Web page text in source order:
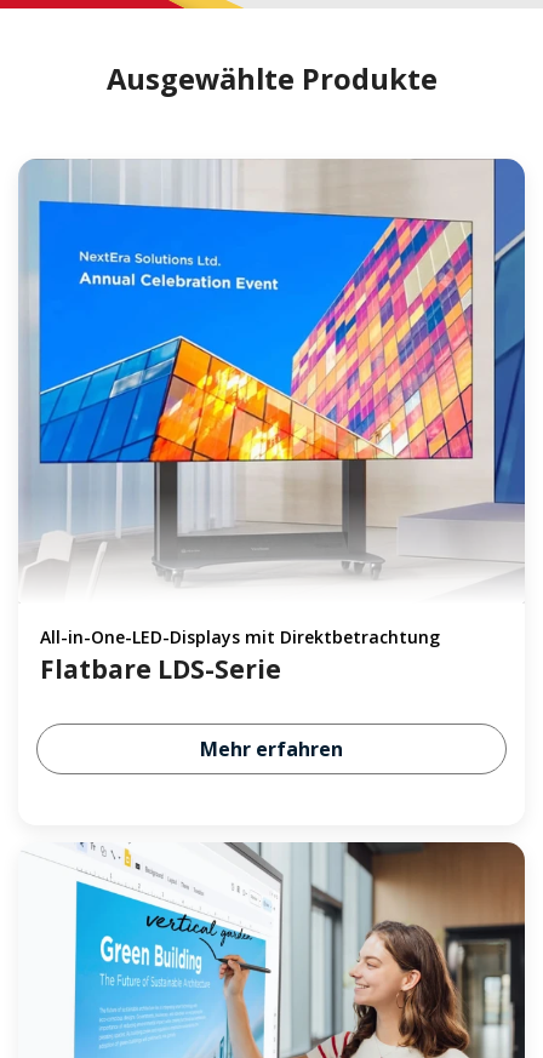
Ausgewählte Produkte
All-in-One-LED-Displays mit Direktbetrachtung
Flatbare LDS-Serie
Mehr erfahren